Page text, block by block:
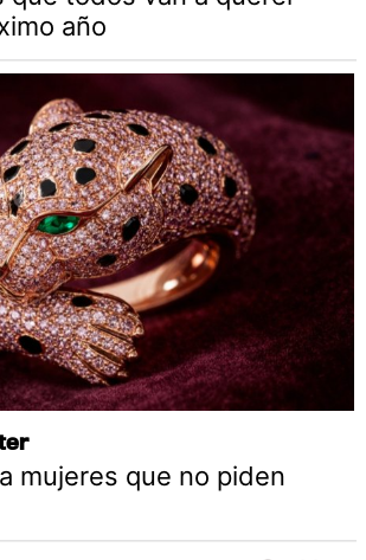
año
mujeres que no piden